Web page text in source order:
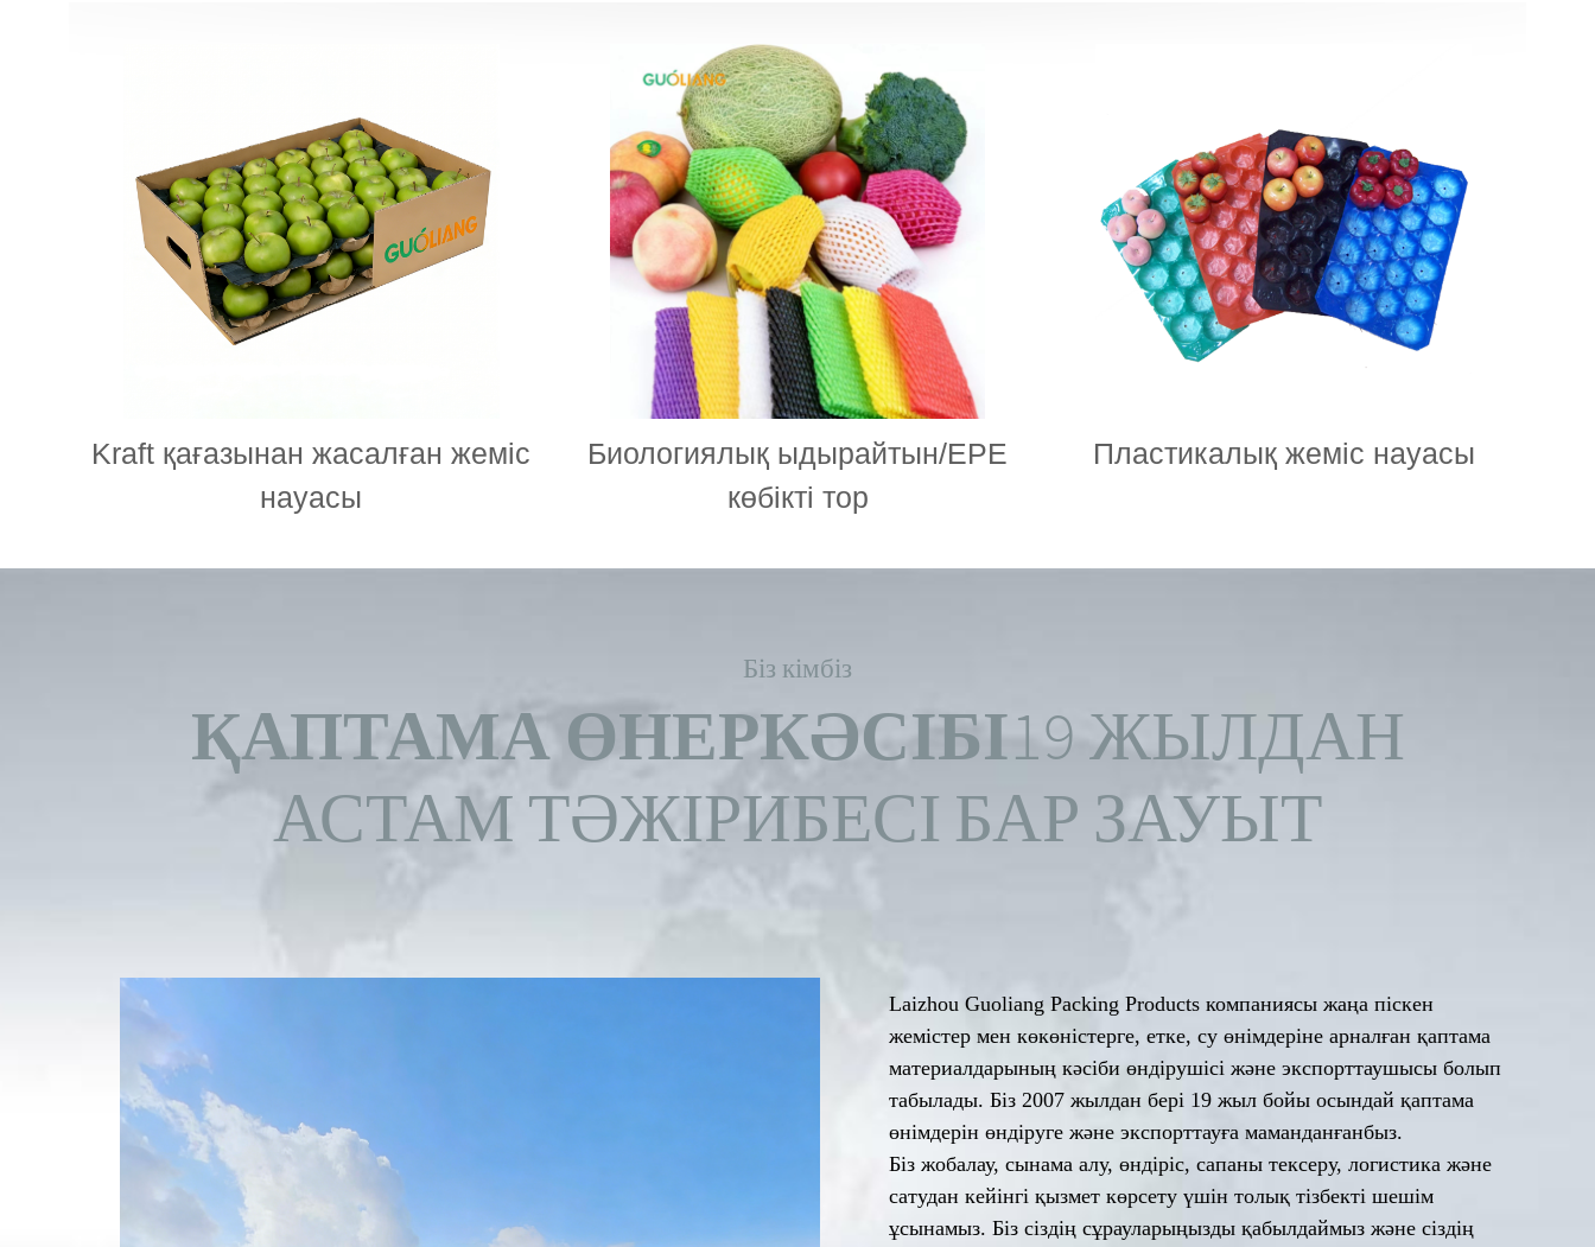
Kraft қағазынан жасалған жеміс
науасы
Биологиялық ыдырайтын/EPE
көбікті тор
Пластикалық жеміс науасы
Біз кімбіз
ҚАПТАМА ӨНЕРКӘСІБІ19 ЖЫЛДАН
АСТАМ ТӘЖІРИБЕСІ БАР ЗАУЫТ
Laizhou Guoliang Packing Products компаниясы жаңа піскен
жемістер мен көкөністерге, етке, су өнімдеріне арналған қаптама
материалдарының кәсіби өндірушісі және экспорттаушысы болып
табылады. Біз 2007 жылдан бері 19 жыл бойы осындай қаптама
өнімдерін өндіруге және экспорттауға маманданғанбыз.
Біз жобалау, сынама алу, өндіріс, сапаны тексеру, логистика және
сатудан кейінгі қызмет көрсету үшін толық тізбекті шешім
ұсынамыз. Біз сіздің сұрауларыңызды қабылдаймыз және сіздің